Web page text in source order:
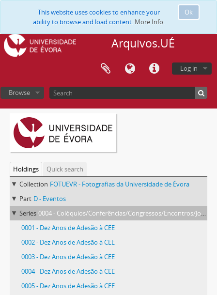
Ok
This website uses cookies to enhance your
ability to browse and load content. More Info.
Arquivos.UÉ
Log in
Browse
Holdings
Quick search
Collection FOTUEVR - Fotografias da Universidade de Évora
Part D - Eventos
Series 0004 - Colóquios/Conferências/Congressos/Encontros/Jornadas/Seminários/Simpósios
0001 - Dez Anos de Adesão à CEE
0002 - Dez Anos de Adesão à CEE
0003 - Dez Anos de Adesão à CEE
0004 - Dez Anos de Adesão à CEE
0005 - Dez Anos de Adesão à CEE